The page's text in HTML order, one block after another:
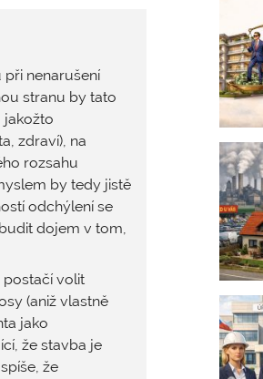
nenarušení
stranu by tato
jakožto
zdraví), na
rozsahu
by tedy jistě
odchýlení se
dojem v tom,
volit
(aniž vlastně
jako
že stavba je
že